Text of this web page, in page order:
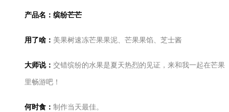
产品名：缤纷芒芒
用了啥： 美果树速冻芒果果泥、芒果果馅、芝士酱
大师说： 交错缤纷的水果是夏天热烈的见证，来和我一起在芒果
里畅游吧！
何时食： 制作当天最佳。